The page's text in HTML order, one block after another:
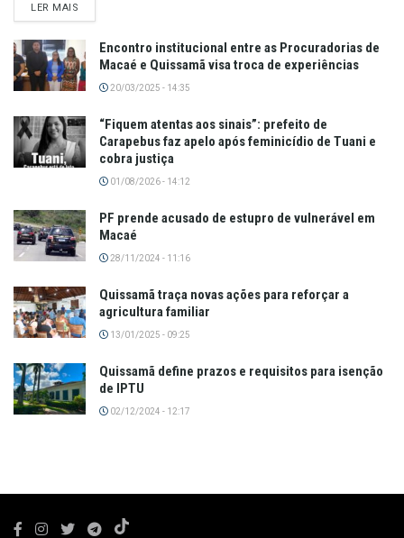
LER MAIS
Encontro institucional entre as Procuradorias de
Macaé e Quissamã visa troca de experiências
20/03/2025 - 14:35
“Fiquem atentas aos sinais”: prefeito de
Carapebus faz apelo após feminicídio de Tuani e
cobra justiça
01/08/2026 - 14:12
PF prende acusado de estupro de vulnerável em
Macaé
28/11/2024 - 11:16
Quissamã traça novas ações para reforçar a
agricultura familiar
13/01/2025 - 09:25
Quissamã define prazos e requisitos para isenção
de IPTU
02/12/2024 - 12:17